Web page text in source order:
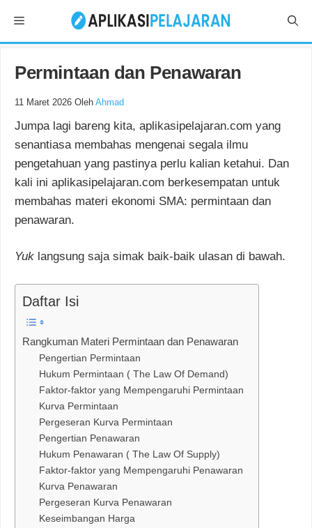
isi
Menu
Permintaan dan Penawaran
11 Maret 2026 Oleh Ahmad
Jumpa lagi bareng kita, aplikasipelajaran.com yang
senantiasa membahas mengenai segala ilmu
pengetahuan yang pastinya perlu kalian ketahui. Dan
kali ini aplikasipelajaran.com berkesempatan untuk
membahas materi ekonomi SMA: permintaan dan
penawaran.
Yuk langsung saja simak baik-baik ulasan di bawah.
Daftar Isi
Rangkuman Materi Permintaan dan Penawaran
Pengertian Permintaan
Hukum Permintaan ( The Law Of Demand)
Faktor-faktor yang Mempengaruhi Permintaan
Kurva Permintaan
Pergeseran Kurva Permintaan
Pengertian Penawaran
Hukum Penawaran ( The Law Of Supply)
Faktor-faktor yang Mempengaruhi Penawaran
Kurva Penawaran
Pergeseran Kurva Penawaran
Keseimbangan Harga